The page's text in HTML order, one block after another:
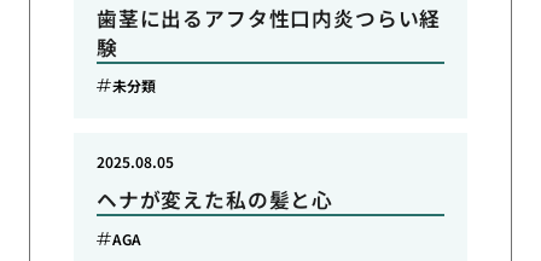
歯茎に出るアフタ性口内炎つらい経
験
未分類
ヘナが変えた私の髪と心
2025.08.05
AGA